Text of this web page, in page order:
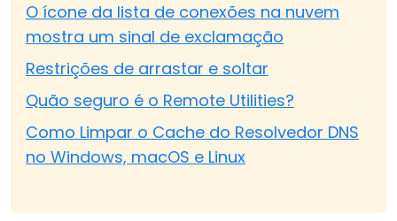
O ícone da lista de conexões na nuvem
mostra um sinal de exclamação
Restrições de arrastar e soltar
Quão seguro é o Remote Utilities?
Como Limpar o Cache do Resolvedor DNS
no Windows, macOS e Linux